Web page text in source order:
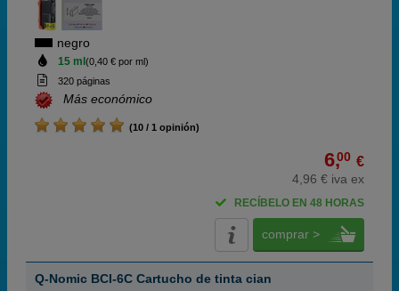
negro
15 ml (0,40 € por ml)
320 páginas
Más económico
(10 / 1 opinión)
6,00 €
4,96 € iva ex
RECÍBELO EN 48 HORAS
comprar >
Q-Nomic BCI-6C Cartucho de tinta cian